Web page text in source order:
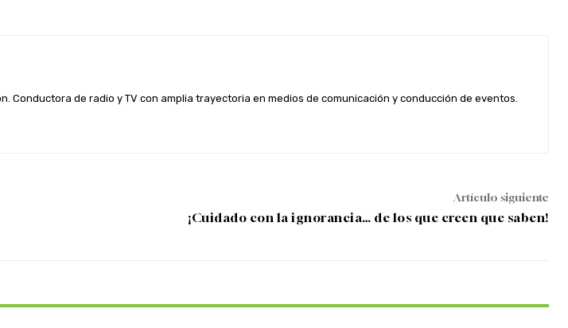
Conductora de radio y TV con amplia trayectoria en medios de comunicación y conducción de eventos.
Artículo siguiente
¡Cuidado con la ignorancia… de los que creen que saben!